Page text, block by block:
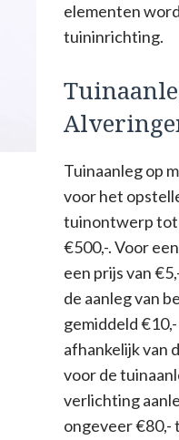
elementen
tuininrichting.
Tuinaanleg op
voor het
tuinontwerp tot
€500,-. Voor
een prijs van
de aanleg van
gemiddeld
afhankelijk van
voor de
verlichting
ongeveer €80,-